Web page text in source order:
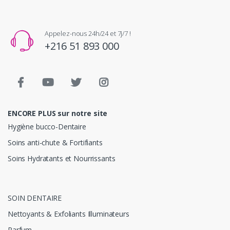
Appelez-nous 24h/24 et 7j/7 !
+216 51 893 000
ENCORE PLUS sur notre site
Hygiène bucco-Dentaire
Soins anti-chute & Fortifiants
Soins Hydratants et Nourrissants
SOIN DENTAIRE
Nettoyants & Exfoliants Illuminateurs